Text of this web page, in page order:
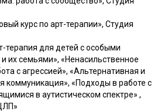
работаю
с которыми вы